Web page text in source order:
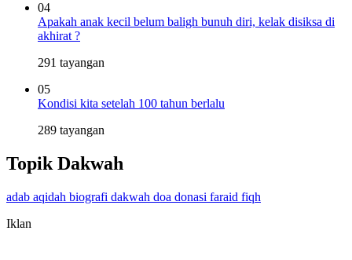
04
Apakah anak kecil belum baligh bunuh diri, kelak disiksa di
akhirat ?
291 tayangan
05
Kondisi kita setelah 100 tahun berlalu
289 tayangan
Topik Dakwah
adab aqidah biografi dakwah doa donasi faraid fiqh
Iklan